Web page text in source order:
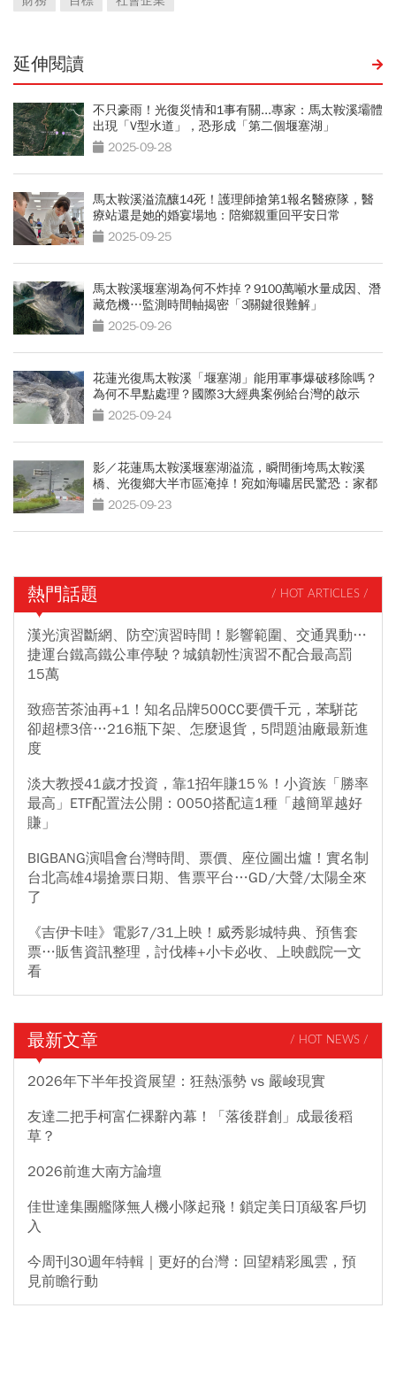
延伸閱讀
不只豪雨！光復災情和1事有關...專家：馬太鞍溪壩體
出現「V型水道」，恐形成「第二個堰塞湖」
2025-09-28
馬太鞍溪溢流釀14死！護理師搶第1報名醫療隊，醫
療站還是她的婚宴場地：陪鄉親重回平安日常
2025-09-25
馬太鞍溪堰塞湖為何不炸掉？9100萬噸水量成因、潛
藏危機…監測時間軸揭密「3關鍵很難解」
2025-09-26
花蓮光復馬太鞍溪「堰塞湖」能用軍事爆破移除嗎？
為何不早點處理？國際3大經典案例給台灣的啟示
2025-09-24
影／花蓮馬太鞍溪堰塞湖溢流，瞬間衝垮馬太鞍溪
橋、光復鄉大半市區淹掉！宛如海嘯居民驚恐：家都
沒了2025-09-23
熱門話題 / HOT ARTICLES /
漢光演習斷網、防空演習時間！影響範圍、交通異動…
捷運台鐵高鐵公車停駛？城鎮韌性演習不配合最高罰
15萬
致癌苦茶油再+1！知名品牌500CC要價千元，苯駢芘
卻超標3倍…216瓶下架、怎麼退貨，5問題油廠最新進
度
淡大教授41歲才投資，靠1招年賺15％！小資族「勝率
最高」ETF配置法公開：0050搭配這1種「越簡單越好
賺」
BIGBANG演唱會台灣時間、票價、座位圖出爐！實名制
台北高雄4場搶票日期、售票平台…GD/大聲/太陽全來
了
《吉伊卡哇》電影7/31上映！威秀影城特典、預售套
票…販售資訊整理，討伐棒+小卡必收、上映戲院一文
看
最新文章 / HOT NEWS /
2026年下半年投資展望：狂熱漲勢 vs 嚴峻現實
友達二把手柯富仁裸辭內幕！「落後群創」成最後稻
草？
2026前進大南方論壇
佳世達集團艦隊無人機小隊起飛！鎖定美日頂級客戶切
入
今周刊30週年特輯｜更好的台灣：回望精彩風雲，預
見前瞻行動